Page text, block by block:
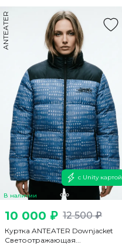
В наличии
ANTEATER
с Unity картой
10 000 ₽ 12 500 ₽
Куртка ANTEATER Downjacket
Светоотражающая...